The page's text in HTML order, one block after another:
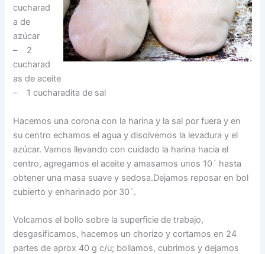
cucharad
a de
azúcar
– 2
cucharad
as de aceite
– 1 cucharadita de sal
Hacemos una corona con la harina y la sal por fuera y en
su centro echamos el agua y disolvemos la levadura y el
azúcar. Vamos llevando con cuidado la harina hacia el
centro, agregamos el aceite y amasamos unos 10´ hasta
obtener una masa suave y sedosa.Dejamos reposar en bol
cubierto y enharinado por 30´.
Volcamos el bollo sobre la superficie de trabajo,
desgasificamos, hacemos un chorizo y cortamos en 24
partes de aprox 40 g c/u; bollamos, cubrimos y dejamos